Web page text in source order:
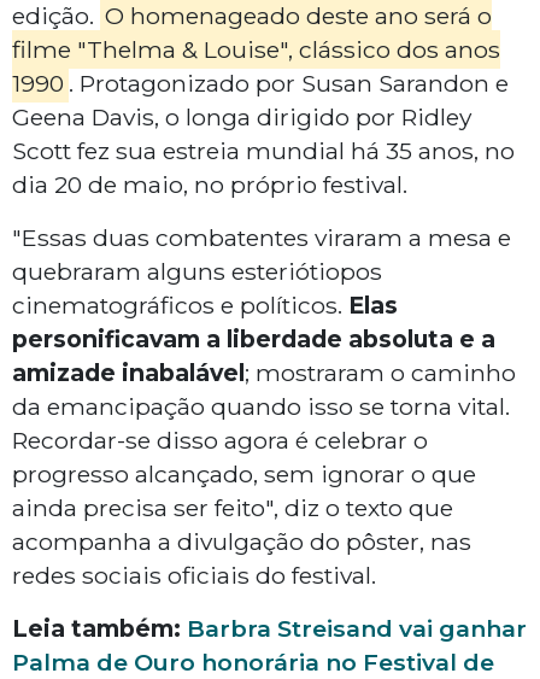
edição. O homenageado deste ano será o
filme "Thelma & Louise", clássico dos anos
1990 . Protagonizado por Susan Sarandon e
Geena Davis, o longa dirigido por Ridley
Scott fez sua estreia mundial há 35 anos, no
dia 20 de maio, no próprio festival.
"Essas duas combatentes viraram a mesa e
quebraram alguns esteriótiopos
cinematográficos e políticos. Elas
personificavam a liberdade absoluta e a
amizade inabalável; mostraram o caminho
da emancipação quando isso se torna vital.
Recordar-se disso agora é celebrar o
progresso alcançado, sem ignorar o que
ainda precisa ser feito", diz o texto que
acompanha a divulgação do pôster, nas
redes sociais oficiais do festival.
Leia também: Barbra Streisand vai ganhar
Palma de Ouro honorária no Festival de